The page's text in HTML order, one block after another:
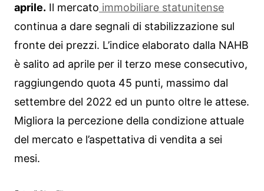
aprile. Il mercato immobiliare statunitense
continua a dare segnali di stabilizzazione sul
fronte dei prezzi. L’indice elaborato dalla NAHB
è salito ad aprile per il terzo mese consecutivo,
raggiungendo quota 45 punti, massimo dal
settembre del 2022 ed un punto oltre le attese.
Migliora la percezione della condizione attuale
del mercato e l’aspettativa di vendita a sei
mesi.